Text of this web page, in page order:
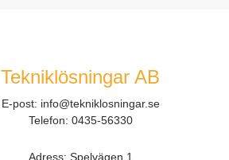
Tekniklösningar AB
E-post: info@tekniklosningar.se
Telefon: 0435-56330
Adress: Spelvägen 1